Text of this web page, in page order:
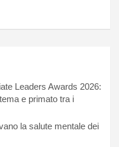
Leaders Awards 2026:
e primato tra i
la salute mentale dei